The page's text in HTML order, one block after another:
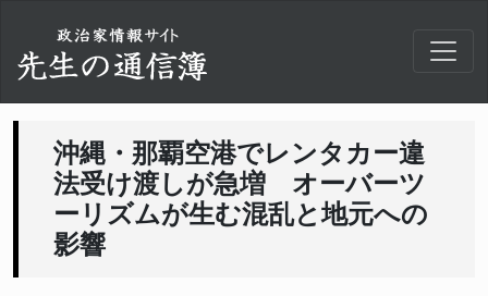
沖縄・那覇空港でレンタカー違
法受け渡しが急増 オーバーツ
ーリズムが生む混乱と地元への
影響